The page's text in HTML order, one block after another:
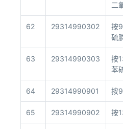
二
62 29314990302
按
硫
63 29314990303
按
苯
64 29314990901 按
65 29314990902 按